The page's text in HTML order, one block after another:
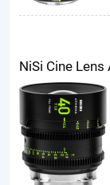
NiSi Cine